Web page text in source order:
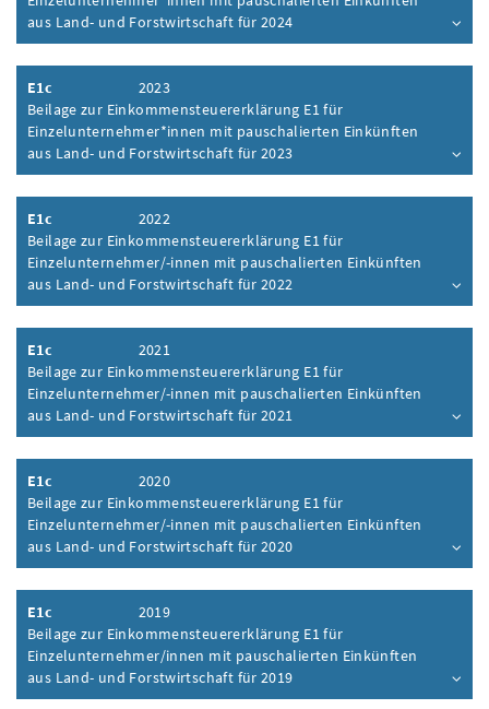
aus Land- und Forstwirtschaft für 2024
Inhalt aufklappen
E1c
2023
Beilage zur Einkommensteuererklärung E1 für
Einzelunternehmer*innen mit pauschalierten Einkünften
aus Land- und Forstwirtschaft für 2023
Inhalt aufklappen
E1c
2022
Beilage zur Einkommensteuererklärung E1 für
Einzelunternehmer/-innen mit pauschalierten Einkünften
aus Land- und Forstwirtschaft für 2022
Inhalt aufklappen
E1c
2021
Beilage zur Einkommensteuererklärung E1 für
Einzelunternehmer/-innen mit pauschalierten Einkünften
aus Land- und Forstwirtschaft für 2021
Inhalt aufklappen
E1c
2020
Beilage zur Einkommensteuererklärung E1 für
Einzelunternehmer/-innen mit pauschalierten Einkünften
aus Land- und Forstwirtschaft für 2020
Inhalt aufklappen
E1c
2019
Beilage zur Einkommensteuererklärung E1 für
Einzelunternehmer/innen mit pauschalierten Einkünften
aus Land- und Forstwirtschaft für 2019
Inhalt aufklappen